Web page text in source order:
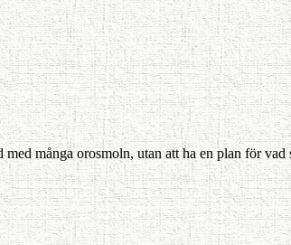
många orosmoln, utan att ha en plan för